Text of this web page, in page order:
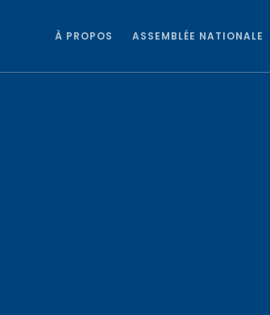
À PROPOS ASSEMBLÉE NATIONALE